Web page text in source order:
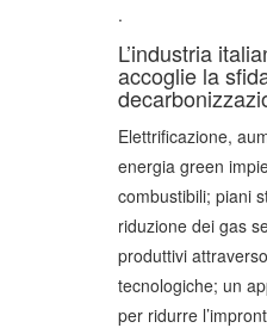
.
L’industria
accoglie la
Elettrificazione,
energia green
combustibili; piani
riduzione dei gas
produttivi
tecnologiche; un
per ridurre